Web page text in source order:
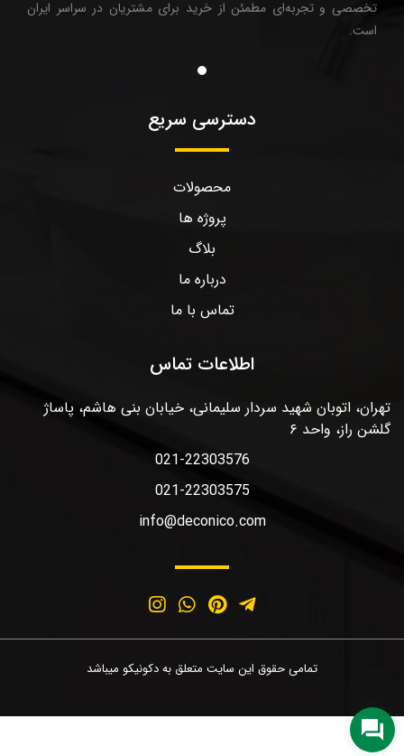
تخصصی و تجربه‌ای مطمئن از خرید برای مشتریان در سراسر ایران
است.
دسترسی سریع
محصولات
پروژه ها
بلاگ
درباره ما
تماس با ما
اطلاعات تماس
تهران، اتوبان شهید سردار سلیمانی، خیابان بنی هاشم، پاساژ
گلشن راز، واحد ۶
021-22303576
021-22303575
info@deconico.com
تمامی حقوق این سایت متعلق به دکونیکو میباشد